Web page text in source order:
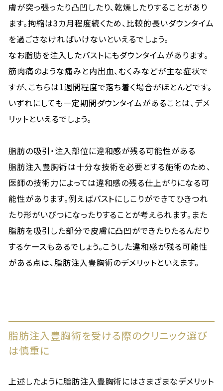
膚が突っ張ったり凸凹したり、乾燥したりすることがあり
ます。拘縮は3カ月程度続くため、比較的長いダウンタイム
を過ごさなければいけないといえるでしょう。
なお脂肪を注入したバストにもダウンタイムがあります。
筋肉痛のような痛みと内出血、むくみなどが主な症状で
すが、こちらは1週間程度で落ち着く場合がほとんどです。
いずれにしても一定期間ダウンタイムがあることは、デメ
リットといえるでしょう。
脂肪の吸引・注入部位に違和感が残る可能性がある
脂肪注入豊胸術は十分な技術を必要とする施術のため、
医師の技術力によっては違和感の残る仕上がりになる可
能性があります。例えばバストにしこりができてひきつれ
たり形がいびつになったりすることが考えられます。また
脂肪を吸引した部分で皮膚に凸凹ができたりたるんだり
するケースもあるでしょう。こうした違和感が残る可能性
がある点は、脂肪注入豊胸術のデメリットといえます。
脂肪注入豊胸術を受ける際のクリニック選び
は慎重に
上述したように脂肪注入豊胸術にはさまざまなデメリット